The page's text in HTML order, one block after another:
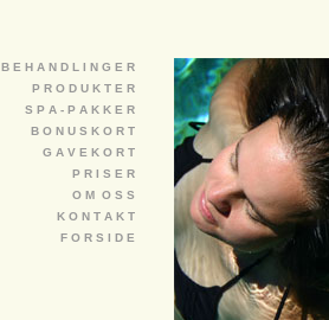
B E H A N D L I N G E R
P R O D U K T E R
S P A - P A K K E R
B O N U S K O R T
G A V E K O R T
P R I S E R
O M O S S
K O N T A K T
F O R S I D E